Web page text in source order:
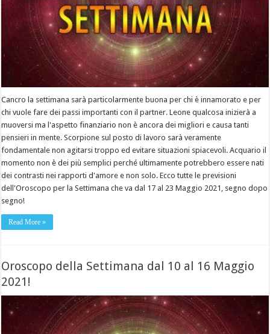
Cancro la settimana sarà particolarmente buona per chi è innamorato e per
chi vuole fare dei passi importanti con il partner. Leone qualcosa inizierà a
muoversi ma l'aspetto finanziario non è ancora dei migliori e causa tanti
pensieri in mente. Scorpione sul posto di lavoro sarà veramente
fondamentale non agitarsi troppo ed evitare situazioni spiacevoli. Acquario il
momento non è dei più semplici perché ultimamente potrebbero essere nati
dei contrasti nei rapporti d'amore e non solo. Ecco tutte le previsioni
dell'Oroscopo per la Settimana che va dal 17 al 23 Maggio 2021, segno dopo
segno!
Read More »
Oroscopo della Settimana dal 10 al 16 Maggio
2021!